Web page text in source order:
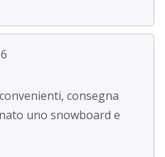
consegna
uno snowboard e